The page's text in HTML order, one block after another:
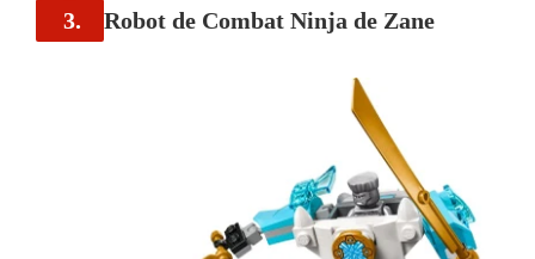
3. Robot de Combat Ninja de Zane